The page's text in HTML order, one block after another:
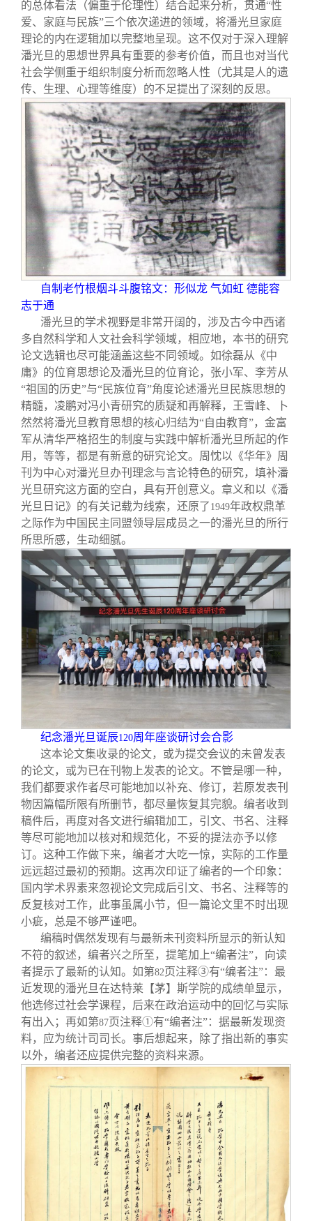
的总体看法（偏重于伦理性）结合起来分析，贯通“性
爱、家庭与民族”三个依次递进的领域，将潘光旦家庭
理论的内在逻辑加以完整地呈现。这不仅对于深入理解
潘光旦的思想世界具有重要的参考价值，而且也对当代
社会学侧重于组织制度分析而忽略人性（尤其是人的遗
传、生理、心理等维度）的不足提出了深刻的反思。
自制老竹根烟斗斗腹铭文：形似龙 气如虹 德能容
志于通
潘光旦的学术视野是非常开阔的，涉及古今中西诸
多自然科学和人文社会科学领域，相应地，本书的研究
论文选辑也尽可能涵盖这些不同领域。如徐磊从《中
庸》的位育思想论及潘光旦的位育论，张小军、李芳从
“祖国的历史”与“民族位育”角度论述潘光旦民族思想的
精髓，凌鹏对冯小青研究的质疑和再解释，王雪峰、卜
然然将潘光旦教育思想的核心归结为“自由教育”，金富
军从清华严格招生的制度与实践中解析潘光旦所起的作
用，等等，都是有新意的研究论文。周忱以《华年》周
刊为中心对潘光旦办刊理念与言论特色的研究，填补潘
光旦研究这方面的空白，具有开创意义。章义和以《潘
光旦日记》的有关记载为线索，还原了 1949年政权鼎革
之际作为中国民主同盟领导层成员之一的潘光旦的所行
所思所感，生动细腻。
纪念潘光旦诞辰120周年座谈研讨会合影
这本论文集收录的论文，或为提交会议的未曾发表
的论文，或为已在刊物上发表的论文。不管是哪一种，
我们都要求作者尽可能地加以补充、修订，若原发表刊
物因篇幅所限有所删节，都尽量恢复其完貌。编者收到
稿件后，再度对各文进行编辑加工，引文、书名、注释
等尽可能地加以核对和规范化，不妥的提法亦予以修
订。这种工作做下来，编者才大吃一惊，实际的工作量
远远超过最初的预期。这再次印证了编者的一个印象：
国内学术界素来忽视论文完成后引文、书名、注释等的
反复核对工作，此事虽属小节，但一篇论文里不时出现
小疵，总是不够严谨吧。
编稿时偶然发现有与最新未刊资料所显示的新认知
不符的叙述，编者兴之所至，提笔加上“编者注”，向读
者提示了最新的认知。如第82页注释③有“编者注”：最
近发现的潘光旦在达特莱【茅】斯学院的成绩单显示，
他选修过社会学课程，后来在政治运动中的回忆与实际
有出入；再如第87页注释①有“编者注”：据最新发现资
料，应为统计司司长。事后想起来，除了指出新的事实
以外，编者还应提供完整的资料来源。